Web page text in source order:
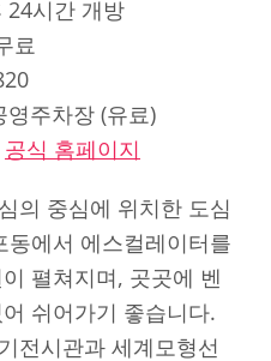
24시간 개방
료
주차장 (유료)
공식 홈페이지
의 중심에 위치한 도심
에서 에스컬레이터를
펼쳐지며, 곳곳에 벤
쉬어가기 좋습니다.
전시관과 세계모형선